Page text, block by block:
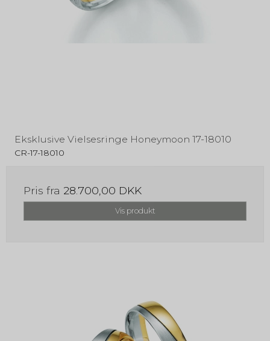
Eksklusive Vielsesringe Honeymoon 17-18010
CR-17-18010
Pris fra 28.700,00 DKK
Vis produkt